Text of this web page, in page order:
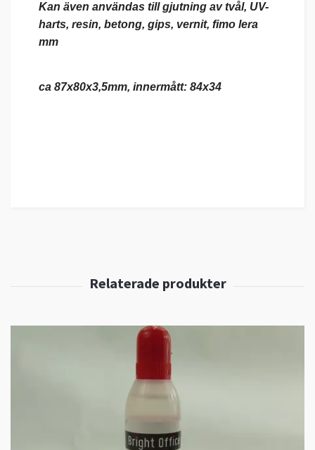
Kan även användas till gjutning av tvål, UV-
harts, resin, betong, gips, vernit, fimo lera
mm
ca 87x80x3,5mm, innermått: 84x34